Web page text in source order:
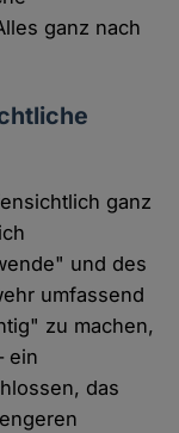
ganz nach
ganz
und des
umfassend
zu machen,
ein
das